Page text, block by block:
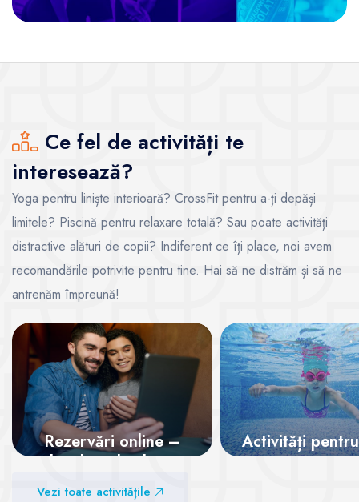
Ce fel de activități te
interesează?
Yoga pentru liniște interioară? CrossFit pentru a-ți depăși
limitele? Piscină pentru relaxare totală? Sau poate activități
distractive alături de copii? Indiferent ce îți place, noi avem
recomandările potrivite pentru tine. Hai să ne distrăm și să ne
antrenăm împreună!
Rezervări online –
locul tău la clase,
garantat!
Activități
Vezi toate activitățile